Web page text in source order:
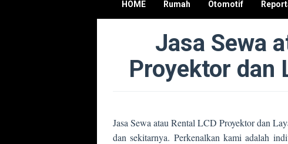
HOME Rumah Otomotif
Jasa Sewa
Proyektor dan
Jasa Sewa atau Rental LCD Proyektor dan
dan sekitarnya. Perkenalkan kami adalah